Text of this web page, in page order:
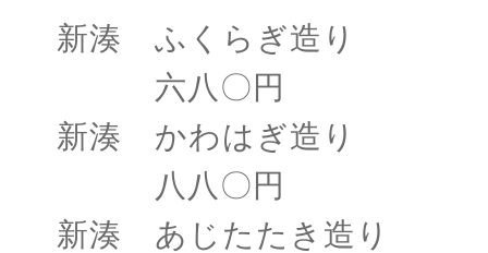
新湊 ふくらぎ造り
六八〇円
新湊 かわはぎ造り
八八〇円
新湊 あじたたき造り